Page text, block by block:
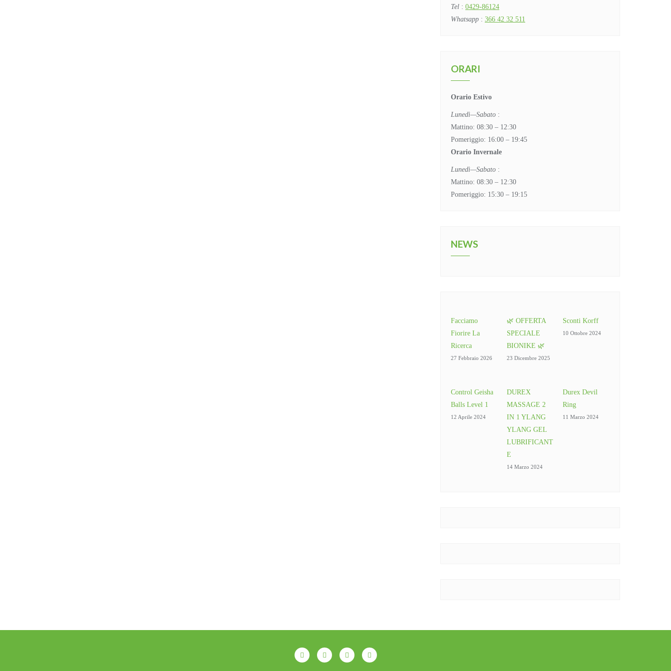
Tel : 0429-86124
Whatsapp : 366 42 32 511
ORARI
Orario Estivo
Lunedì—Sabato :
Mattino: 08:30 – 12:30
Pomeriggio: 16:00 – 19:45
Orario Invernale
Lunedì—Sabato :
Mattino: 08:30 – 12:30
Pomeriggio: 15:30 – 19:15
NEWS
Facciamo
Fiorire La
Ricerca
27 Febbraio 2026
🌿 OFFERTA
SPECIALE
BIONIKE 🌿
23 Dicembre 2025
Sconti Korff
10 Ottobre 2024
Control Geisha
Balls Level 1
12 Aprile 2024
DUREX
MASSAGE 2
IN 1 YLANG
YLANG GEL
LUBRIFICANT
E
14 Marzo 2024
Durex Devil
Ring
11 Marzo 2024